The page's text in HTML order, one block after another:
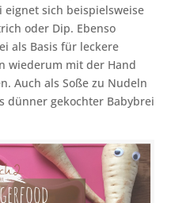
eignet sich beispielsweise
oder Dip. Ebenso
als Basis für leckere
wiederum mit der Hand
Auch als Soße zu Nudeln
dünner gekochter Babybrei